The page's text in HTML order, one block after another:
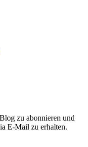
zu abonnieren und
E-Mail zu erhalten.